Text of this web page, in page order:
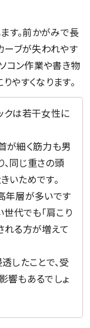
す。前かがみで長
ーブが失われやす
コン作業や書き物
やすくなります。
クは若干女性に
が細く筋力も男
同じ重さの頭
いためです。
年層が多いです
代でも「肩こり
れる方が増えて
したことで、受
響もあるでしょ